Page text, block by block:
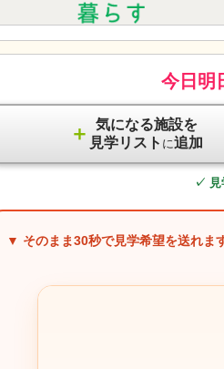
今日明
＋
気になる施設を
見学リスト に追加
✓ 見
▼ そのまま30秒で見学希望を送れま